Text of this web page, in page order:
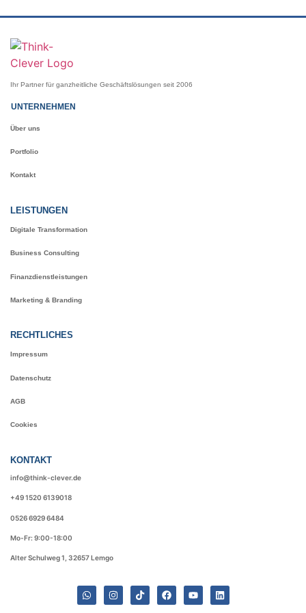
Ihr Partner für ganzheitliche Geschäftslösungen seit 2006
UNTERNEHMEN
Über uns
Portfolio
Kontakt
LEISTUNGEN
Digitale Transformation
Business Consulting
Finanzdienstleistungen
Marketing & Branding
RECHTLICHES
Impressum
Datenschutz
AGB
Cookies
KONTAKT
info@think-clever.de
+49 1520 6139018
0526 6929 6484
Mo-Fr: 9:00-18:00
Alter Schulweg 1, 32657 Lemgo